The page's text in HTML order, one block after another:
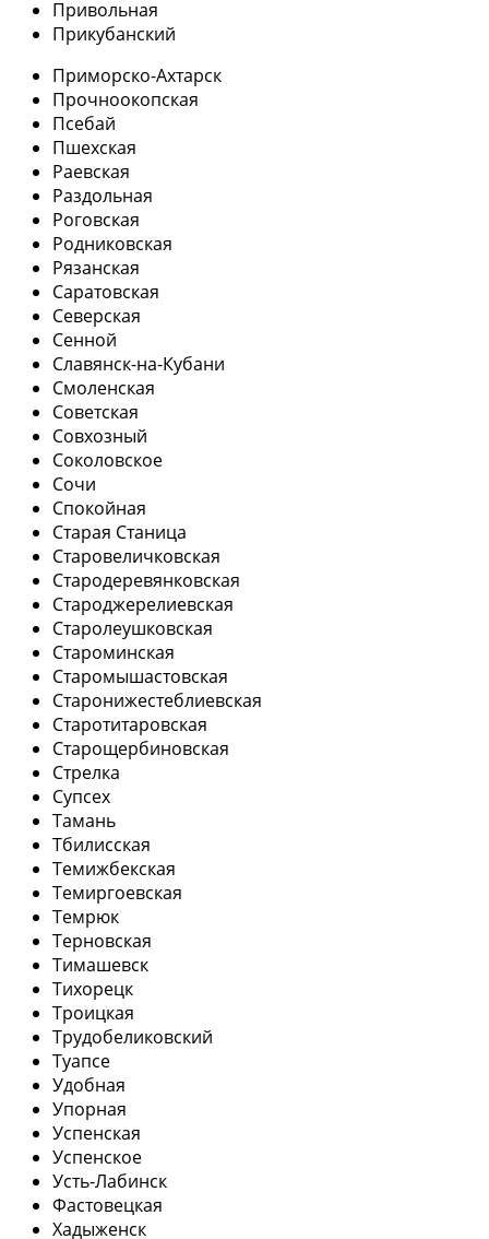
Привольная
Прикубанский
Приморско-Ахтарск
Прочноокопская
Псебай
Пшехская
Раевская
Раздольная
Роговская
Родниковская
Рязанская
Саратовская
Северская
Сенной
Славянск-на-Кубани
Смоленская
Советская
Совхозный
Соколовское
Сочи
Спокойная
Старая Станица
Старовеличковская
Стародеревянковская
Староджерелиевская
Старолеушковская
Староминская
Старомышастовская
Старонижестеблиевская
Старотитаровская
Старощербиновская
Стрелка
Супсех
Тамань
Тбилисская
Темижбекская
Темиргоевская
Темрюк
Терновская
Тимашевск
Тихорецк
Троицкая
Трудобеликовский
Туапсе
Удобная
Упорная
Успенская
Успенское
Усть-Лабинск
Фастовецкая
Хадыженск